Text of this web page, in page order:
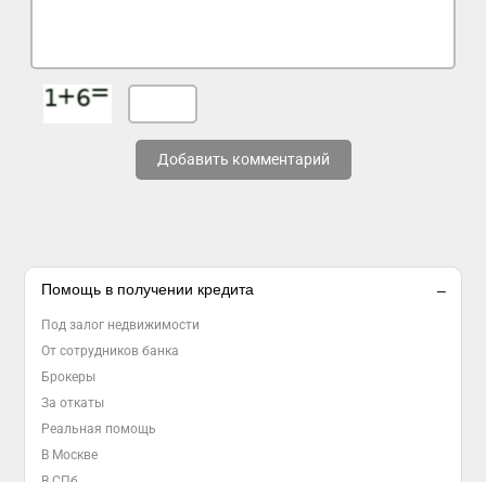
Добавить комментарий
Помощь в получении кредита
Под залог недвижимости
От сотрудников банка
Брокеры
За откаты
Реальная помощь
В Москве